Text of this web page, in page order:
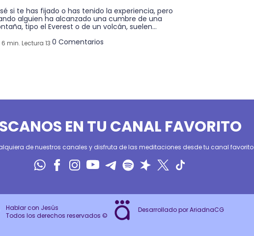
si te has fijado o has tenido la experiencia, pero
alguien ha alcanzado una cumbre de una
tipo el Everest o de un volcán, suelen...
6 min. Lectura 13 0 Comentarios
EN TU CANAL FAVORITO
de nuestros canales y disfruta de las meditaciones desde tu canal favorito
Hablar con Jesús
Todos los derechos reservados ©
Desarrollado por AriadnaCG